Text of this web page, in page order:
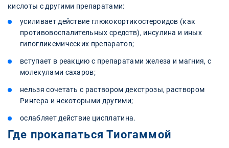
кислоты с другими препаратами:
усиливает действие глюкокортикостероидов (как
противовоспалительных средств), инсулина и иных
гипогликемических препаратов;
вступает в реакцию с препаратами железа и магния, с
молекулами сахаров;
нельзя сочетать с раствором декстрозы, раствором
Рингера и некоторыми другими;
ослабляет действие цисплатина.
Где прокапаться Тиогаммой